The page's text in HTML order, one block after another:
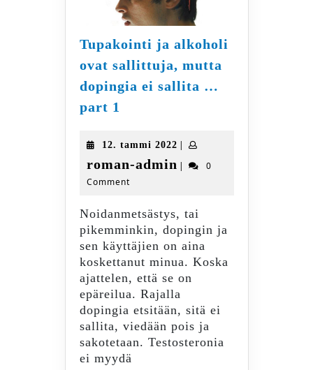
Tupakointi ja alkoholi
ovat sallittuja, mutta
dopingia ei sallita …
part 1
sallittuja,
mutta
ei
sallita
…
part
12. tammi 202212.
tammi
|
roman-admin roman-
|
0
Comment
Noidanmetsästys, tai
pikemminkin, dopingin ja
sen käyttäjien on aina
koskettanut minua. Koska
ajattelen, että se on
epäreilua. Rajalla
dopingia etsitään, sitä ei
sallita, viedään pois ja
sakotetaan. Testosteronia
ei myydä